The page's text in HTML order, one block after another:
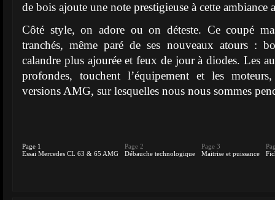
de bois ajoute une note prestigieuse à cette ambiance
Côté style, on adore ou on déteste. Ce coupé
tranchés, même paré de ses nouveaux atours :
calandre plus ajourée et feux de jour à diodes. Les
profondes, touchent l’équipement et les
versions AMG, sur lesquelles nous nous sommes
Page 1
Essai Mercedes CL 63 & 65 AMG
Page 2
Débauche technologique
Page 3
Maitrise et puissance